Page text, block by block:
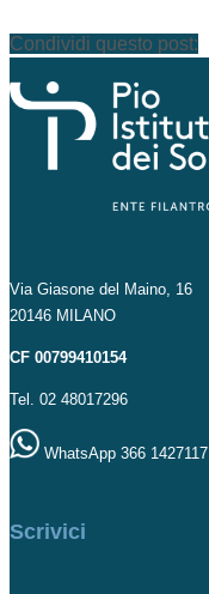
Condividi questo post:
Via Giasone del Maino, 16
20146 MILANO
CF 00799410154
Tel. 02 48017296
WhatsApp 366 1427117
Scrivici